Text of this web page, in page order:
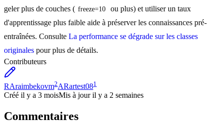
geler plus de couches ( freeze=10
ou plus) et utiliser un taux
d'apprentissage plus faible aide à préserver les connaissances pré-
entraînées. Consulte La performance se dégrade sur les classes
originales pour plus de détails.
Contributeurs
RAraimbekovm2ARartest081
Créé il y a 3 moisMis à jour il y a 2 semaines
Commentaires